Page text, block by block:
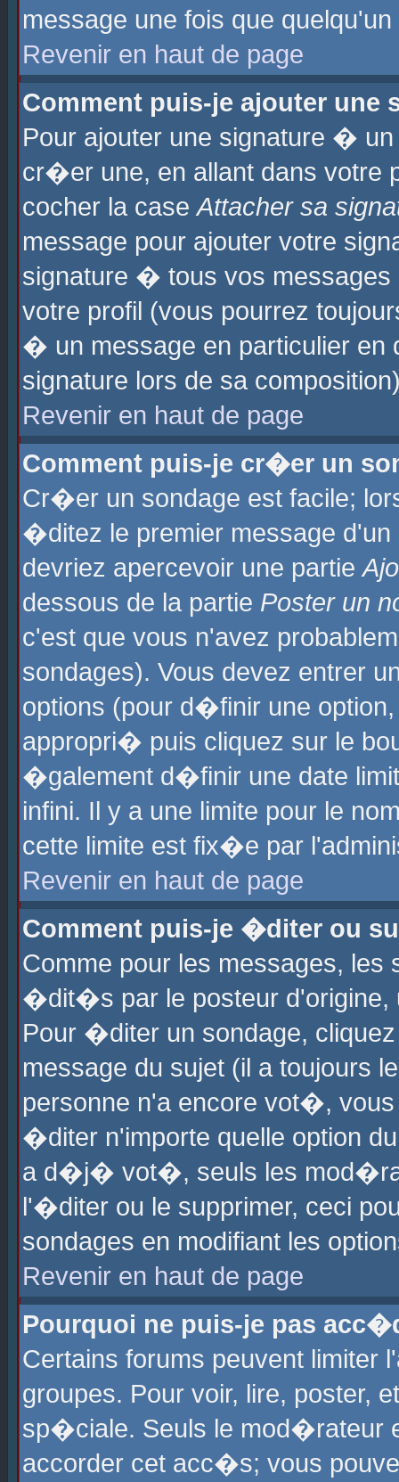
message une fois que
Revenir en haut de page
Comment puis-je ajouter une
Pour ajouter une signature �
cr�er une, en allant dans
cocher la caseAttacher sa
message pour ajouter votre
signature � tous vos
votre profil (vous pourrez
� un message en particulier
signature lors de sa
Revenir en haut de page
Comment puis-je cr�er un
Cr�er un sondage est facile;
�ditez le premier message
devriez apercevoir une partie
dessous de la partie Poster un
c'est que vous n'avez
sondages). Vous devez entrer
options (pour d�finir une
appropri� puis cliquez sur le
�galement d�finir une date
infini. Il y a une limite pour le
cette limite est fix�e par
Revenir en haut de page
Comment puis-je �diter ou
Comme pour les messages,
�dit�s par le posteur d'origine,
Pour �diter un sondage,
message du sujet (il a toujours
personne n'a encore vot�,
�diter n'importe quelle option
a d�j� vot�, seuls les
l'�diter ou le supprimer, ceci
sondages en modifiant les
Revenir en haut de page
Pourquoi ne puis-je pas
Certains forums peuvent
groupes. Pour voir, lire, poster,
sp�ciale. Seuls le mod�rateur
accorder cet acc�s; vous